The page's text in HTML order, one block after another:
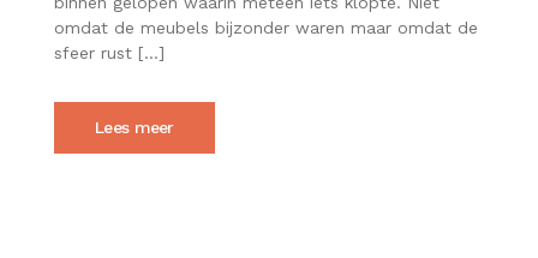
JE
INTERIEUR
omdat de meubels bijzonder waren maar omdat de
sfeer rust […]
Lees meer